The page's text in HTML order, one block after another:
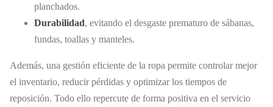
planchados.
Durabilidad, evitando el desgaste prematuro de sábanas,
fundas, toallas y manteles.
Además, una gestión eficiente de la ropa permite controlar mejor
el inventario, reducir pérdidas y optimizar los tiempos de
reposición. Todo ello repercute de forma positiva en el servicio